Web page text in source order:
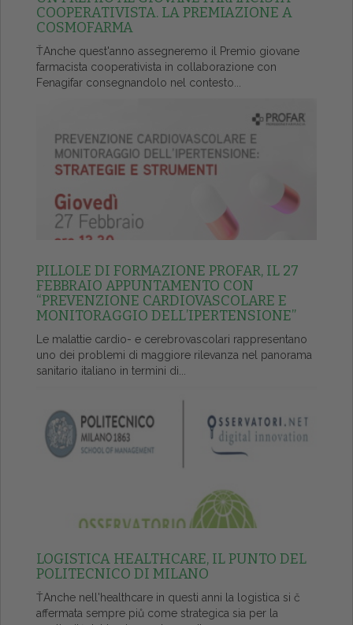
COOPERATIVISTA. LA PREMIAZIONE A
COSMOFARMA
ŤAnche quest'anno assegneremo il Premio giovane
farmacista cooperativista in collaborazione con
Fenagifar consegnandolo nel contesto...
PILLOLE DI FORMAZIONE PROFAR, IL 27
FEBBRAIO APPUNTAMENTO CON
“PREVENZIONE CARDIOVASCOLARE E
MONITORAGGIO DELL’IPERTENSIONE”
Le malattie cardio- e cerebrovascolari rappresentano
uno dei problemi di maggiore rilevanza nel panorama
sanitario italiano in termini di...
LOGISTICA HEALTHCARE, IL PUNTO DEL
POLITECNICO DI MILANO
ŤAnche nell'healthcare in questi anni la logistica si č
affermata sempre piů come strategica sia per la